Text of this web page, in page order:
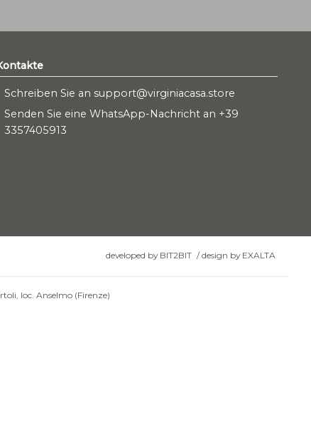
Schreiben Sie an support@virginiacasa.store
Senden Sie eine WhatsApp-Nachricht an +39
3357405913
developed by BIT2BIT /design by EXALTA
loc. Anselmo (Firenze)